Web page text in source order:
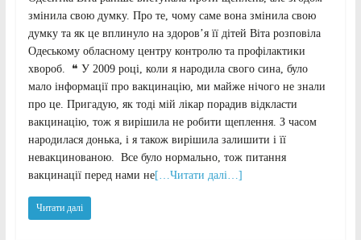
змінила свою думку. Про те, чому саме вона змінила свою
думку та як це вплинуло на здоров’я її дітей Віта розповіла
Одеському обласному центру контролю та профілактики
хвороб. ❝ У 2009 році, коли я народила свого сина, було
мало інформації про вакцинацію, ми майже нічого не знали
про це. Пригадую, як тоді мій лікар порадив відкласти
вакцинацію, тож я вирішила не робити щеплення. З часом
народилася донька, і я також вирішила залишити і її
невакцинованою. Все було нормально, тож питання
вакцинації перед нами не[…Читати далі…]
Читати далі